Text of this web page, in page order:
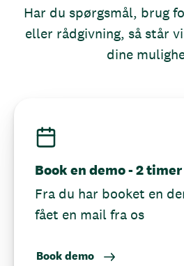
Har du spørgsmål, brug
eller rådgivning, så står
dine
Book en demo - 2 timer
Fra du har booket en
fået en mail fra os
Book demo